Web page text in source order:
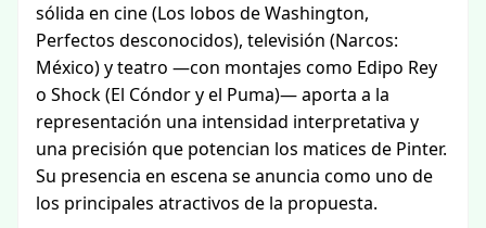
sólida en cine (Los lobos de Washington,
Perfectos desconocidos), televisión (Narcos:
México) y teatro —con montajes como Edipo Rey
o Shock (El Cóndor y el Puma)— aporta a la
representación una intensidad interpretativa y
una precisión que potencian los matices de Pinter.
Su presencia en escena se anuncia como uno de
los principales atractivos de la propuesta.